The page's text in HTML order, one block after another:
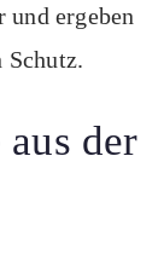
ergeben
Schutz.
der